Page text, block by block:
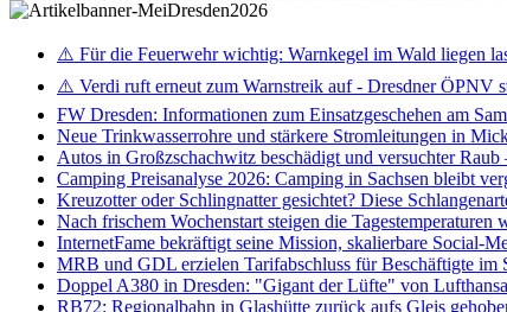
⚠️ Für die Feuerwehr wichtig: Warnkegel im Wald liegen
⚠️ Verdi ruft erneut zum Warnstreik auf - Dresdner ÖPNV
FW Dresden: Informationen zum Einsatzgeschehen am
Neue Trinkwasserrohre und stärkere Stromleitungen in
Autos in Großzschachwitz beschädigt und versuchter Raub
Camping Preisanalyse 2026: Camping in Sachsen bleibt
Kreuzotter oder Schlingnatter gesichtet? Diese
Nach frischem Wochenstart steigen die Tagestemperaturen
InternetFame bekräftigt seine Mission, skalierbare Social-
MRB und GDL erzielen Tarifabschluss für Beschäftigte im
Doppel A380 in Dresden: "Gigant der Lüfte" von
RB72: Regionalbahn in Glashütte zurück aufs Gleis